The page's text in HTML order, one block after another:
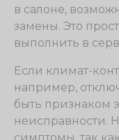
в салоне,
замены. Это
выполнить в
Если климат-
например,
быть признаком
неисправности.